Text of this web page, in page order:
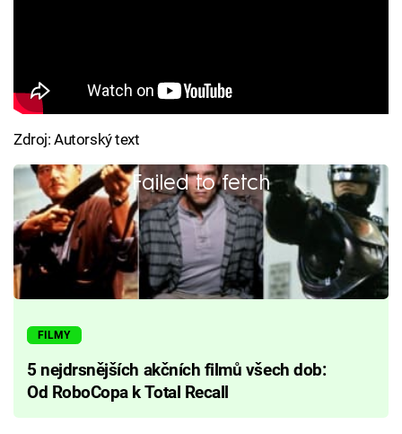
Zdroj: Autorský text
Failed to fetch
FILMY
5 nejdrsnějších akčních filmů všech dob:
Od RoboCopa k Total Recall